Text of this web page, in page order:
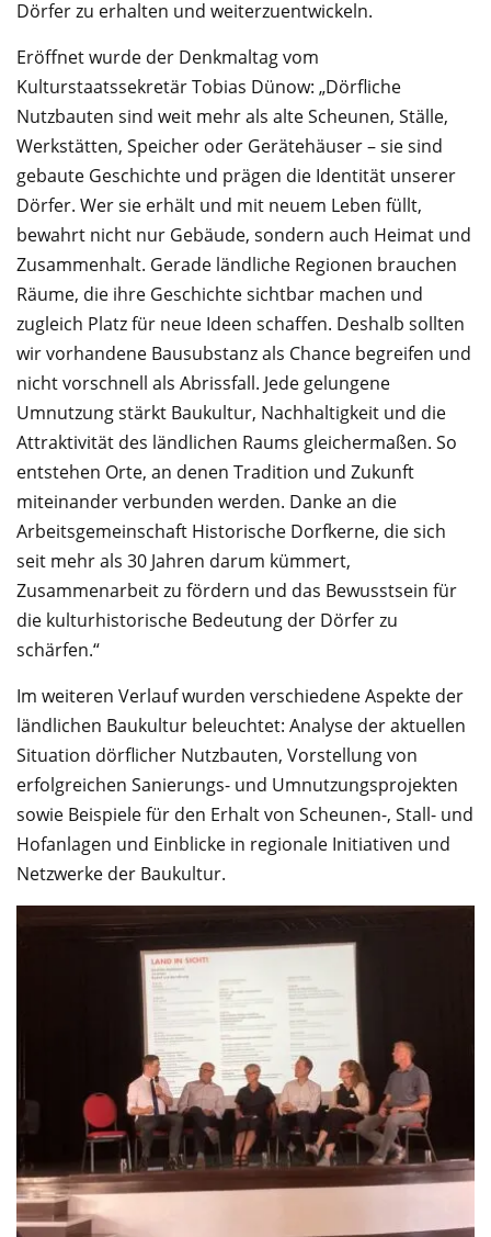
Dörfer zu erhalten und weiterzuentwickeln.
Eröffnet wurde der Denkmaltag vom
Kulturstaatssekretär Tobias Dünow: „Dörfliche
Nutzbauten sind weit mehr als alte Scheunen, Ställe,
Werkstätten, Speicher oder Gerätehäuser – sie sind
gebaute Geschichte und prägen die Identität unserer
Dörfer. Wer sie erhält und mit neuem Leben füllt,
bewahrt nicht nur Gebäude, sondern auch Heimat und
Zusammenhalt. Gerade ländliche Regionen brauchen
Räume, die ihre Geschichte sichtbar machen und
zugleich Platz für neue Ideen schaffen. Deshalb sollten
wir vorhandene Bausubstanz als Chance begreifen und
nicht vorschnell als Abrissfall. Jede gelungene
Umnutzung stärkt Baukultur, Nachhaltigkeit und die
Attraktivität des ländlichen Raums gleichermaßen. So
entstehen Orte, an denen Tradition und Zukunft
miteinander verbunden werden. Danke an die
Arbeitsgemeinschaft Historische Dorfkerne, die sich
seit mehr als 30 Jahren darum kümmert,
Zusammenarbeit zu fördern und das Bewusstsein für
die kulturhistorische Bedeutung der Dörfer zu
schärfen.“
Im weiteren Verlauf wurden verschiedene Aspekte der
ländlichen Baukultur beleuchtet: Analyse der aktuellen
Situation dörflicher Nutzbauten, Vorstellung von
erfolgreichen Sanierungs- und Umnutzungsprojekten
sowie Beispiele für den Erhalt von Scheunen-, Stall- und
Hofanlagen und Einblicke in regionale Initiativen und
Netzwerke der Baukultur.